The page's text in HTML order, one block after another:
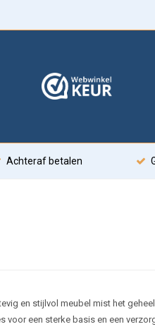
Achteraf betalen
en stijlvol meubel mist het
een sterke basis en een